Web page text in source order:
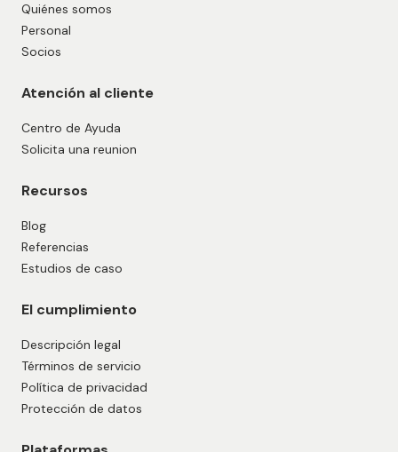
Quiénes somos
Personal
Socios
Atención al cliente
Centro de Ayuda
Solicita una reunion
Recursos
Blog
Referencias
Estudios de caso
El cumplimiento
Descripción legal
Términos de servicio
Política de privacidad
Protección de datos